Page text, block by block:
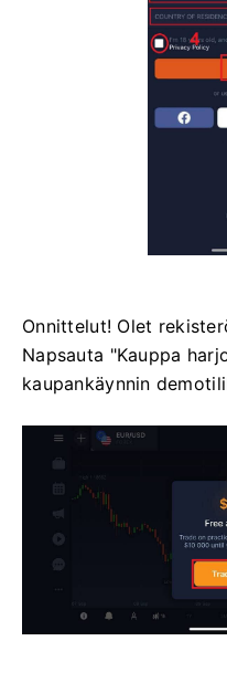
Onnittelut! Olet
Napsauta "Kauppa
kaupankäynnin